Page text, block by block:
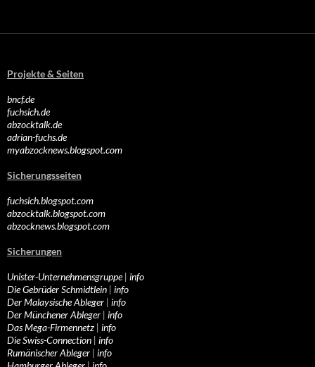
Projekte & Seiten
bncf.de
fuchsich.de
abzocktalk.de
adrian-fuchs.de
myabzocknews.blogspot.com
Sicherungsseiten
fuchsich.blogspot.com
abzocktalk.blogspot.com
abzocknews.blogspot.com
Sicherungen
Unister-Unternehmensgruppe| info
Die Gebrüder Schmidtlein | info
Der Malaysische Ableger | info
Der Münchener Ableger | info
Das Mega-Firmennetz | info
Die Swiss-Connection | info
Rumänischer Ableger | info